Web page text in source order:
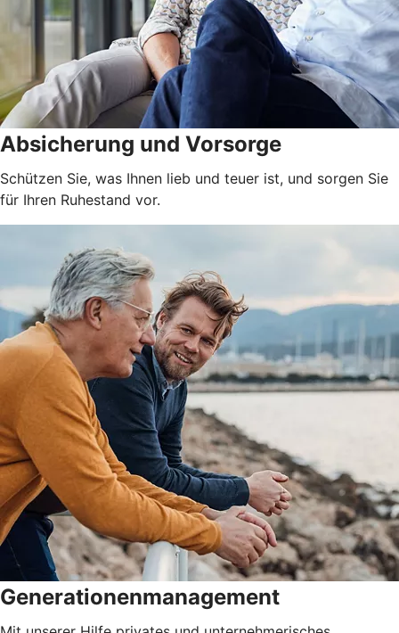
Absicherung und Vorsorge
Schützen Sie, was Ihnen lieb und teuer ist, und sorgen Sie
für Ihren Ruhestand vor.
Generationenmanagement